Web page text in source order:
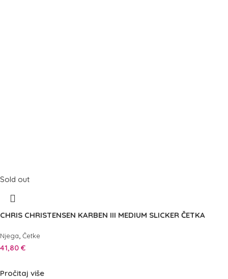
Sold out
CHRIS CHRISTENSEN KARBEN III MEDIUM SLICKER ČETKA
Njega, Četke
41,80 €
Pročitaj više